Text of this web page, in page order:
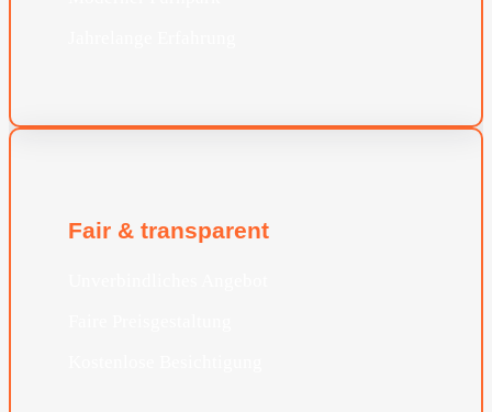
Fair & transparent